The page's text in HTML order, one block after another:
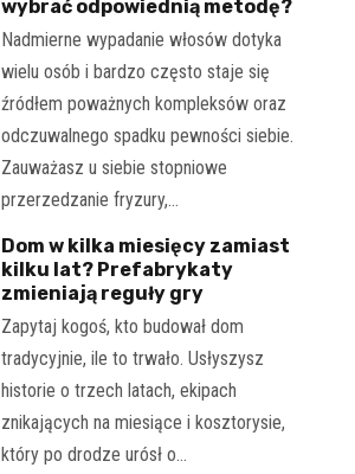
wybrać odpowiednią metodę?
Nadmierne wypadanie włosów dotyka
wielu osób i bardzo często staje się
źródłem poważnych kompleksów oraz
odczuwalnego spadku pewności siebie.
Zauważasz u siebie stopniowe
przerzedzanie fryzury,…
Dom w kilka miesięcy zamiast
kilku lat? Prefabrykaty
zmieniają reguły gry
Zapytaj kogoś, kto budował dom
tradycyjnie, ile to trwało. Usłyszysz
historie o trzech latach, ekipach
znikających na miesiące i kosztorysie,
który po drodze urósł o…